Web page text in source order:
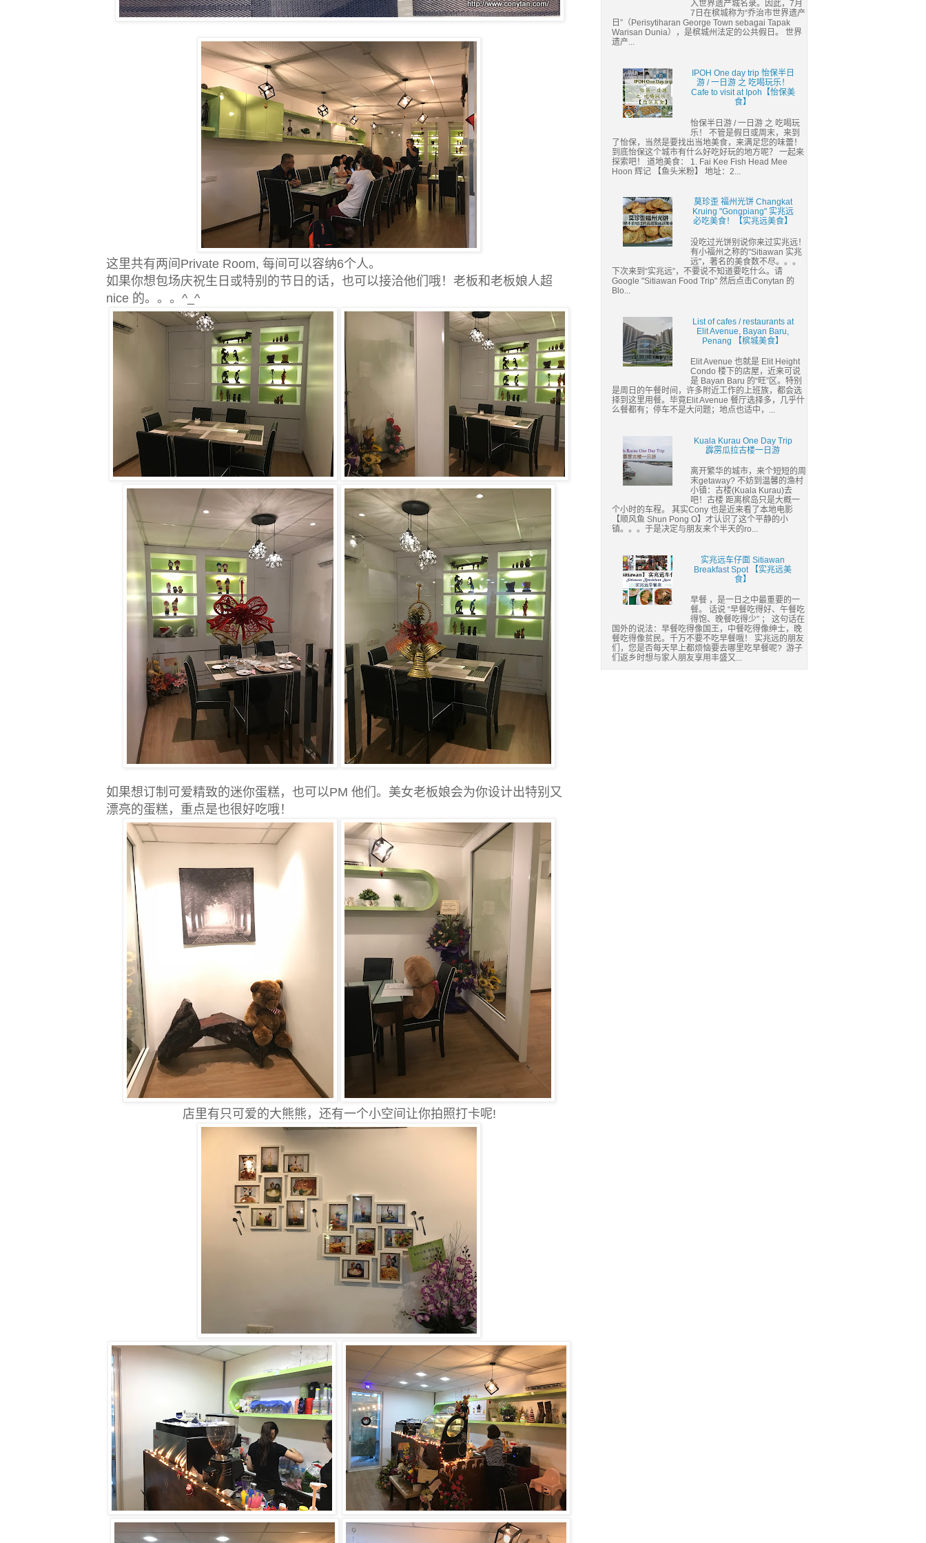
这里共有两间Private Room, 每间可以容纳6个人。
如果你想包场庆祝生日或特别的节日的话，也可以接洽他们哦！老板和老板娘人超
nice 的。。。^_^
如果想订制可爱精致的迷你蛋糕， 也可以PM 他们。美女老板娘会为你设计出特别又
漂亮的蛋糕，重点是也很好吃哦！
店里有只可爱的大熊熊，还有一个小空间让你拍照打卡呢!
入世界遗产城名录。因此，7月
7日在槟城称为“乔治市世界遗产
日”（Perisytiharan George Town sebagai Tapak
Warisan Dunia），是槟城州法定的公共假日。 世界
遗产...
IPOH One day trip 怡保半日
游 / 一日游 之 吃喝玩乐！
Cafe to visit at Ipoh【怡保美
食】
怡保半日游 / 一日游 之 吃喝玩
乐！ 不管是假日或周末，来到
了怡保，当然是要找出当地美食，来满足您的味蕾！
到底怡保这个城市有什么好吃好玩的地方呢？ 一起来
探索吧！ 道地美食： 1. Fai Kee Fish Head Mee
Hoon 辉记 【鱼头米粉】 地址：2...
莫珍歪 福州光饼 Changkat
Kruing "Gongpiang" 实兆远
必吃美食！【实兆远美食】
没吃过光饼别说你来过实兆远！
有小福州之称的"Sitiawan 实兆
远"，著名的美食数不尽。。。
下次来到“实兆远”，不要说不知道要吃什么。请
Google "Sitiawan Food Trip" 然后点击Conytan 的
Blo...
List of cafes / restaurants at
Elit Avenue, Bayan Baru,
Penang 【槟城美食】
Elit Avenue 也就是 Elit Height
Condo 楼下的店屋，近来可说
是 Bayan Baru 的“旺”区。特别
是周日的午餐时间，许多附近工作的上班族，都会选
择到这里用餐。毕竟Elit Avenue 餐厅选择多，几乎什
么餐都有；停车不是大问题；地点也适中，...
Kuala Kurau One Day Trip
霹雳瓜拉古楼一日游
离开繁华的城市，来个短短的周
末getaway? 不妨到温馨的渔村
小镇：古楼(Kuala Kurau)去
吧！古楼 距离槟岛只是大概一
个小时的车程。 其实Cony 也是近来看了本地电影
【顺风鱼 Shun Pong O】才认识了这个平静的小
镇。。。于是决定与朋友来个半天的ro...
实兆远车仔面 Sitiawan
Breakfast Spot 【实兆远美
食】
早餐 ，是一日之中最重要的一
餐。 话说 “早餐吃得好、午餐吃
得饱、晚餐吃得少” ； 这句话在
国外的说法：早餐吃得像国王，中餐吃得像绅士，晚
餐吃得像贫民。千万不要不吃早餐哦！ 实兆远的朋友
们，您是否每天早上都烦恼要去哪里吃早餐呢? 游子
们返乡时想与家人朋友享用丰盛又...